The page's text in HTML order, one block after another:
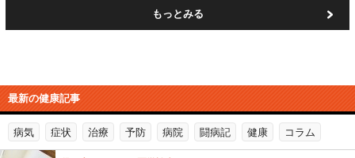
もっとみる
最新の健康記事
病気 症状 治療 予防 病院 闘病記 健康 コラム